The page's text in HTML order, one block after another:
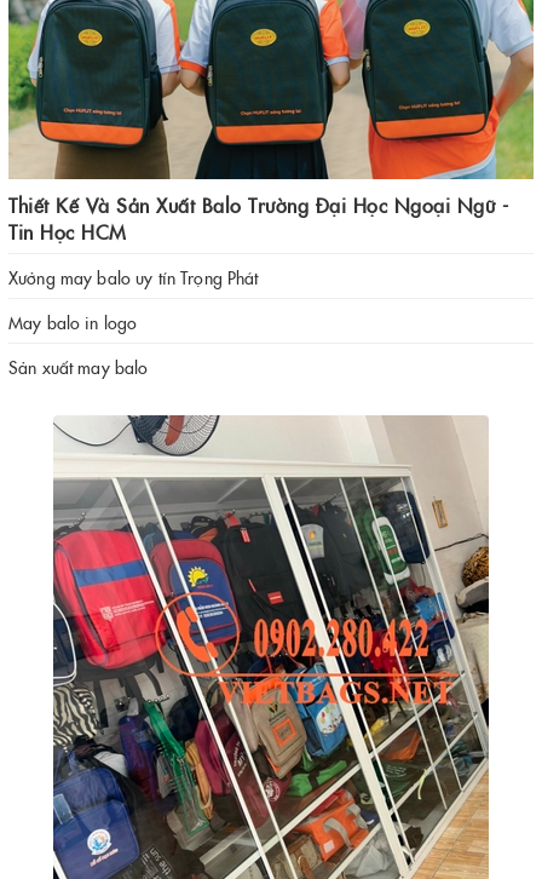
Thiết Kế Và Sản Xuất Balo Trường Đại Học Ngoại Ngữ -
Tin Học HCM
Xưởng may balo uy tín Trọng Phát
May balo in logo
Sản xuất may balo